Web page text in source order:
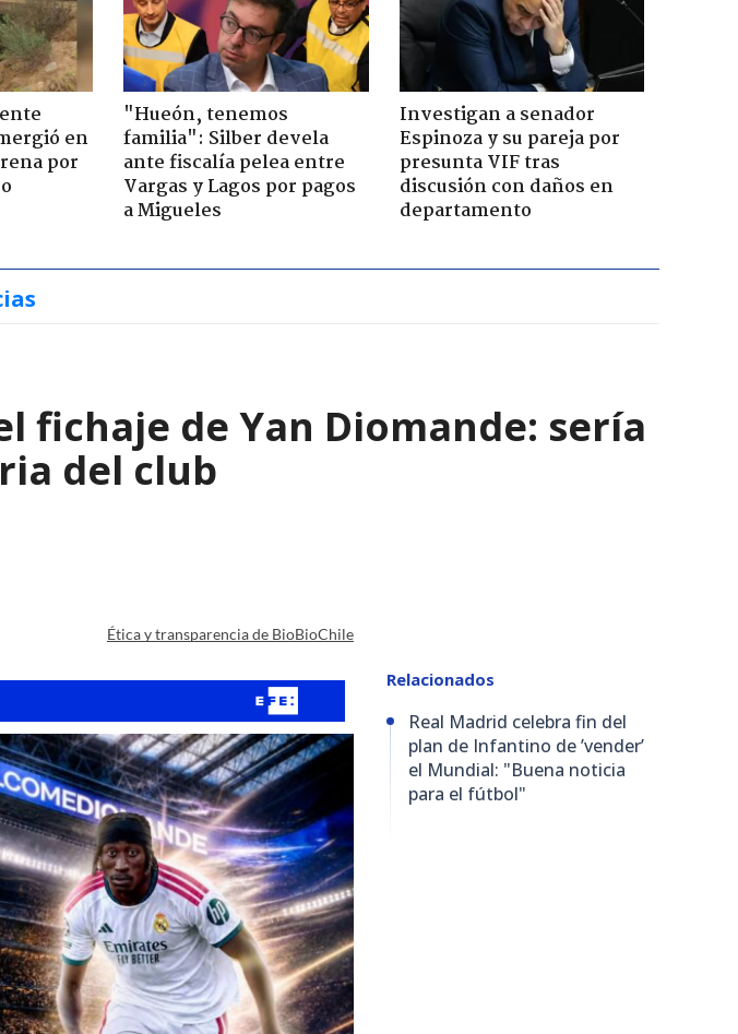
en
por
"Hueón, tenemos
familia": Silber devela
ante fiscalía pelea entre
Vargas y Lagos por pagos
a Migueles
Investigan a senador
Espinoza y su pareja por
presunta VIF tras
discusión con daños en
departamento
fichaje de Yan Diomande: sería
del club
Ética y transparencia de BioBioChile
Relacionados
Real Madrid celebra fin del
plan de Infantino de ’vender’
el Mundial: "Buena noticia
para el fútbol"